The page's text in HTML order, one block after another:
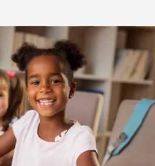
> Как это работает >
участие?
Cyber Academy of South
на учащихся классов K-5,